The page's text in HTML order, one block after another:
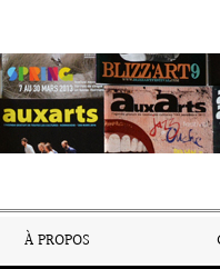
À PROPOS